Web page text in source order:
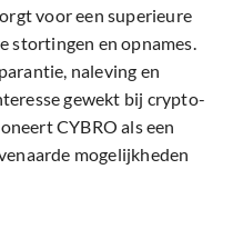
voor een superieure
stortingen en opnames.
naleving en
gewekt bij crypto-
CYBRO als een
mogelijkheden